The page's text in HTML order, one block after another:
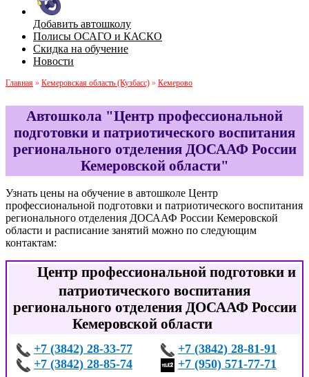
Добавить автошколу
Полисы ОСАГО и КАСКО
Скидка на обучение
Новости
Главная » Кемеровская область (Кузбасс) » Кемерово
Автошкола "Центр профессиональной
подготовки и патриотического воспитания
регионального отделения ДОСААФ России
Кемеровской области"
Узнать цены на обучение в автошколе Центр
профессиональной подготовки и патриотического воспитания
регионального отделения ДОСААФ России Кемеровской
области и расписание занятий можно по следующим
контактам:
Центр профессиональной подготовки и
патриотического воспитания
регионального отделения ДОСААФ России
Кемеровской области
+7 (3842) 28-33-77
+7 (3842) 28-81-91
+7 (3842) 28-85-74
+7 (950) 571-77-71